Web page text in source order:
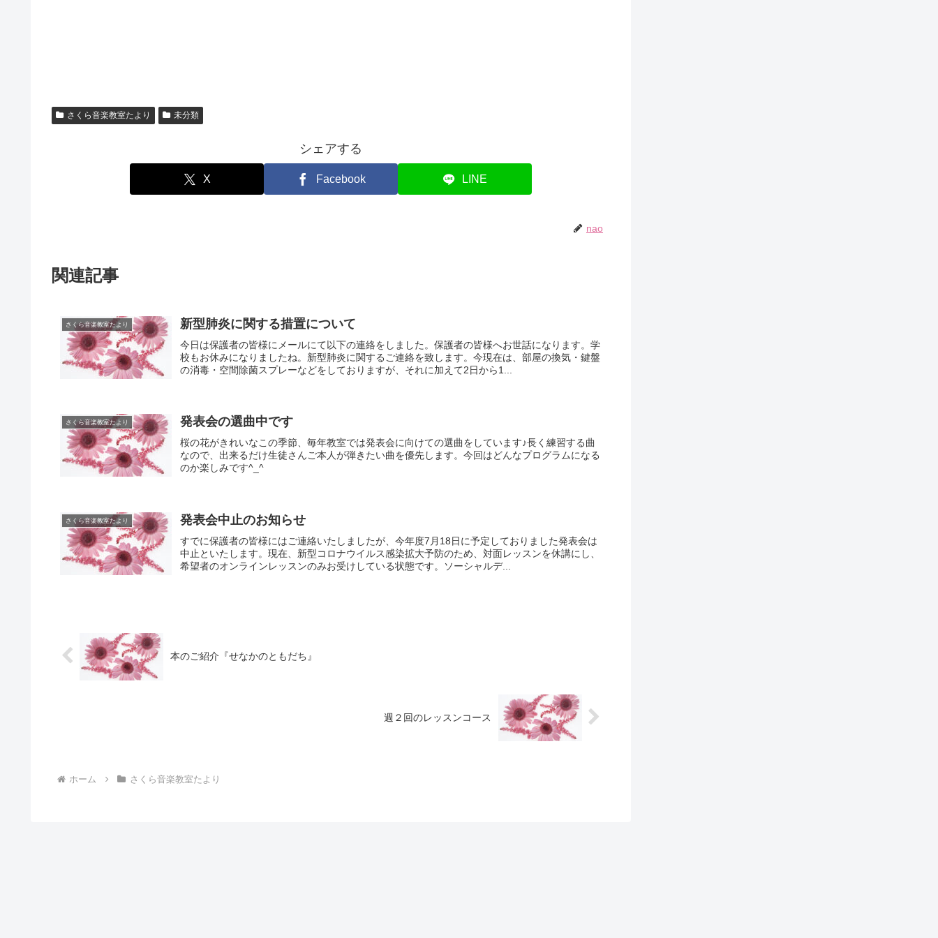
さくら音楽教室たより 未分類
シェアする
X Facebook LINE
nao
関連記事
さくら音楽教室たより 新型肺炎に関する措置について
今日は保護者の皆様にメールにて以下の連絡をしました。保護者の皆様へお世話になります。学
校もお休みになりましたね。新型肺炎に関するご連絡を致します。今現在は、部屋の換気・鍵盤
の消毒・空間除菌スプレーなどをしておりますが、それに加えて2日から1...
さくら音楽教室たより 発表会の選曲中です
桜の花がきれいなこの季節、毎年教室では発表会に向けての選曲をしています♪長く練習する曲
なので、出来るだけ生徒さんご本人が弾きたい曲を優先します。今回はどんなプログラムになる
のか楽しみです^_^
さくら音楽教室たより 発表会中止のお知らせ
すでに保護者の皆様にはご連絡いたしましたが、今年度7月18日に予定しておりました発表会は
中止といたします。現在、新型コロナウイルス感染拡大予防のため、対面レッスンを休講にし、
希望者のオンラインレッスンのみお受けしている状態です。ソーシャルデ...
本のご紹介『せなかのともだち』
週２回のレッスンコース
ホーム さくら音楽教室たより